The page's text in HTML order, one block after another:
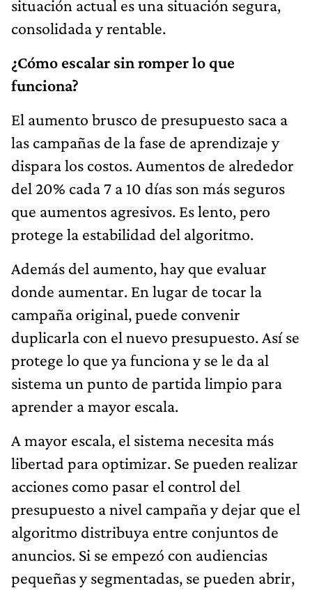
situación actual es una situación segura,
consolidada y rentable.
¿Cómo escalar sin romper lo que
funciona?
El aumento brusco de presupuesto saca a
las campañas de la fase de aprendizaje y
dispara los costos. Aumentos de alrededor
del 20% cada 7 a 10 días son más seguros
que aumentos agresivos. Es lento, pero
protege la estabilidad del algoritmo.
Además del aumento, hay que evaluar
donde aumentar. En lugar de tocar la
campaña original, puede convenir
duplicarla con el nuevo presupuesto. Así se
protege lo que ya funciona y se le da al
sistema un punto de partida limpio para
aprender a mayor escala.
A mayor escala, el sistema necesita más
libertad para optimizar. Se pueden realizar
acciones como pasar el control del
presupuesto a nivel campaña y dejar que el
algoritmo distribuya entre conjuntos de
anuncios. Si se empezó con audiencias
pequeñas y segmentadas, se pueden abrir,